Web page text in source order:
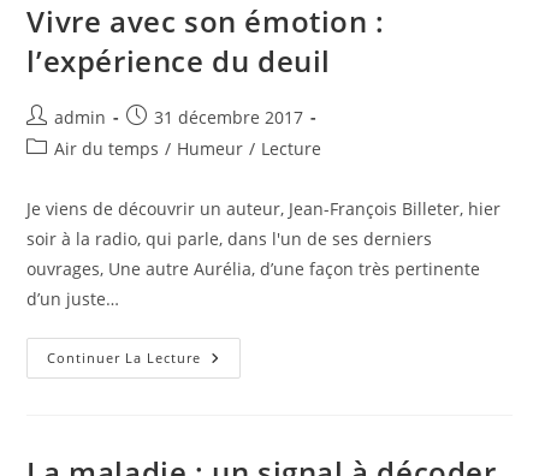
Vivre avec son émotion :
l’expérience du deuil
Auteur/autrice
de
admin
Publication
publiée :
31 décembre 2017
PostAir du temps / Humeur / Lecture
Je viens de découvrir un auteur, Jean-François Billeter, hier
soir à la radio, qui parle, dans l'un de ses derniers
ouvrages, Une autre Aurélia, d’une façon très pertinente
d’un juste…
Continuer La Lecture Vivre
Avec